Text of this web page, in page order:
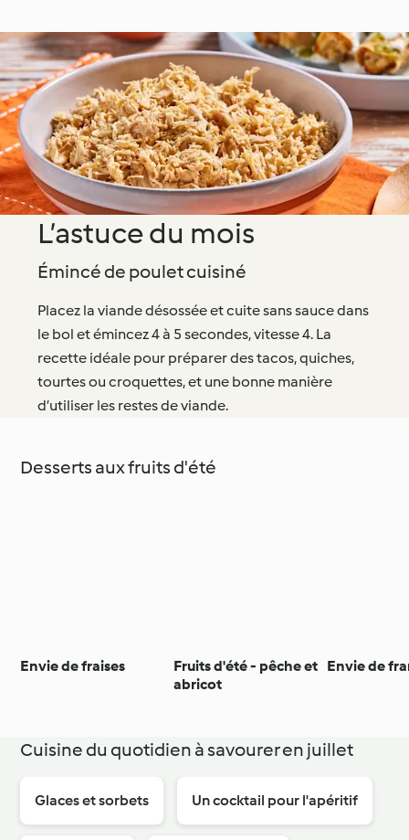
L’astuce du mois
Émincé de poulet cuisiné
Placez la viande désossée et cuite sans sauce dans
le bol et émincez 4 à 5 secondes, vitesse 4. La
recette idéale pour préparer des tacos, quiches,
tourtes ou croquettes, et une bonne manière
d’utiliser les restes de viande.
Desserts aux fruits d'été
Envie de fraises
Fruits d'été - pêche et
abricot
Envie de
Cuisine du quotidien à savourer en juillet
Glaces et sorbets Un cocktail pour l'apéritif